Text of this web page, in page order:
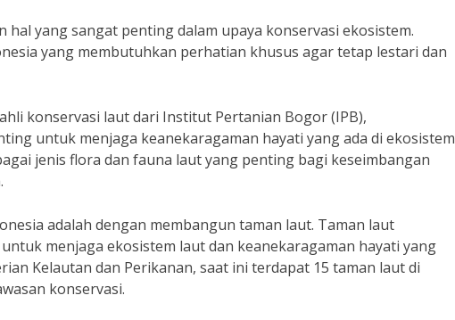
yang sangat penting dalam upaya konservasi ekosistem.
yang membutuhkan perhatian khusus agar tetap lestari dan
konservasi laut dari Institut Pertanian Bogor (IPB),
untuk menjaga keanekaragaman hayati yang ada di ekosistem
jenis flora dan fauna laut yang penting bagi keseimbangan
adalah dengan membangun taman laut. Taman laut
menjaga ekosistem laut dan keanekaragaman hayati yang
Kelautan dan Perikanan, saat ini terdapat 15 taman laut di
konservasi.